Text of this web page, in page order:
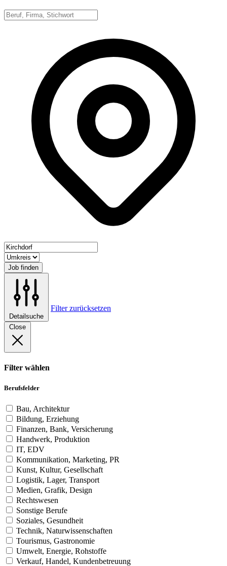
Job finden
Detailsuche
Filter zurücksetzen
Close
Filter wählen
Berufsfelder
Bau, Architektur
Bildung, Erziehung
Finanzen, Bank, Versicherung
Handwerk, Produktion
IT, EDV
Kommunikation, Marketing, PR
Kunst, Kultur, Gesellschaft
Logistik, Lager, Transport
Medien, Grafik, Design
Rechtswesen
Sonstige Berufe
Soziales, Gesundheit
Technik, Naturwissenschaften
Tourismus, Gastronomie
Umwelt, Energie, Rohstoffe
Verkauf, Handel, Kundenbetreuung